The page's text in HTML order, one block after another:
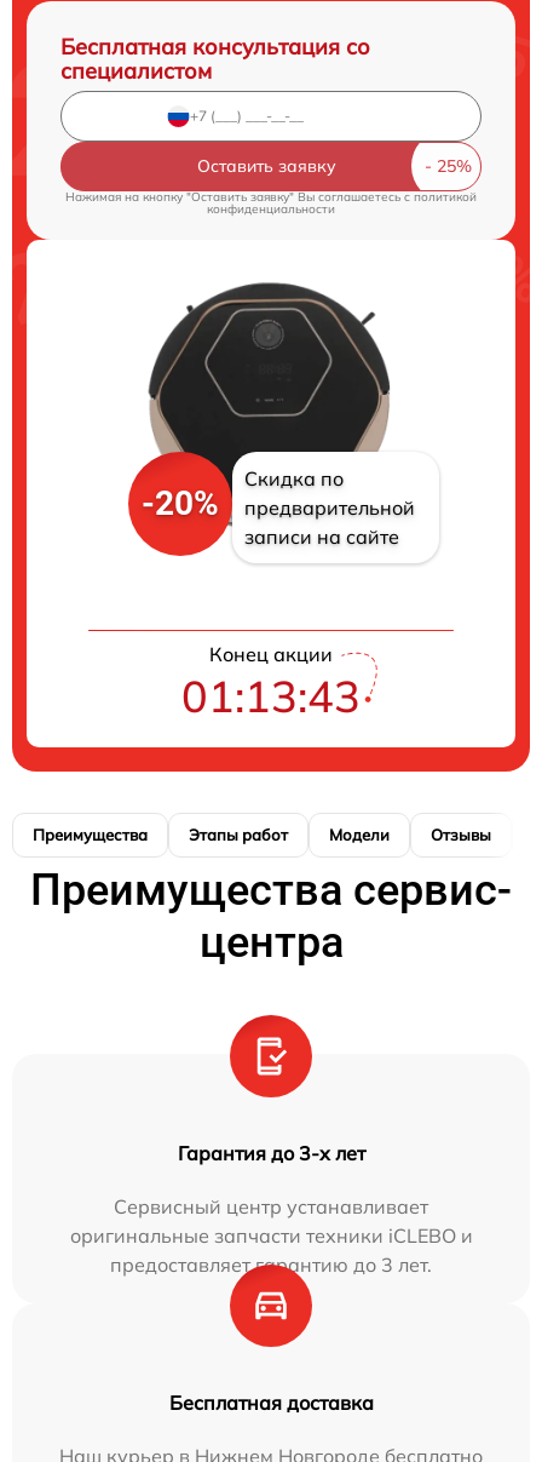
Бесплатная консультация со
специалистом
Оставить заявку
Нажимая на кнопку "Оставить заявку" Вы соглашаетесь cполитикой
конфиденциальности
-20%
Скидка по
предварительной
записи на сайте
Конец акции
01:13:42
Преимущества Этапы работ Модели Отзывы
Преимущества сервис-
центра
Гарантия до 3-х лет
Сервисный центр устанавливает
оригинальные запчасти техники iCLEBO и
предоставляет гарантию до 3 лет.
Бесплатная доставка
Наш курьер в Нижнем Новгороде бесплатно